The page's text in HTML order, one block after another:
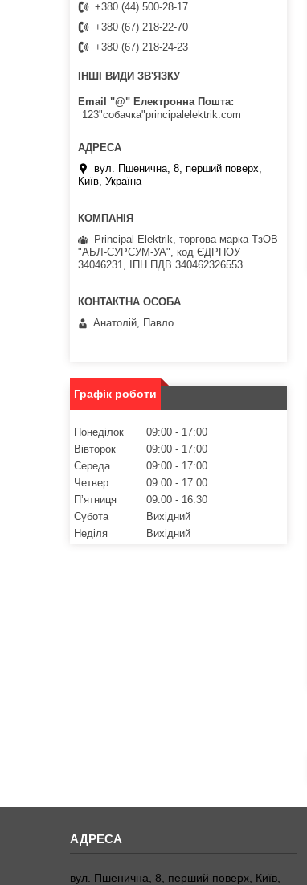
+380 (44) 500-28-17
+380 (67) 218-22-70
+380 (67) 218-24-23
ІНШІ ВИДИ ЗВ'ЯЗКУ
Email "@" Електронна Пошта
123"собачка"principalelektrik.com
вул. Пшенична, 8, перший поверх,
Київ, Україна
Principal Elektrik, торгова марка ТзОВ
"АБЛ-СУРСУМ-УА", код ЄДРПОУ
34046231, ІПН ПДВ 340462326553
Анатолій, Павло
Графік роботи
Понеділок 09:00
17:00
Вівторок
09:00
17:00
Середа
09:00
17:00
Четвер
09:00
17:00
Пʼятниця
09:00
16:30
Субота
Вихідний
Неділя
Вихідний
вул. Пшенична, 8, перший поверх, Київ,